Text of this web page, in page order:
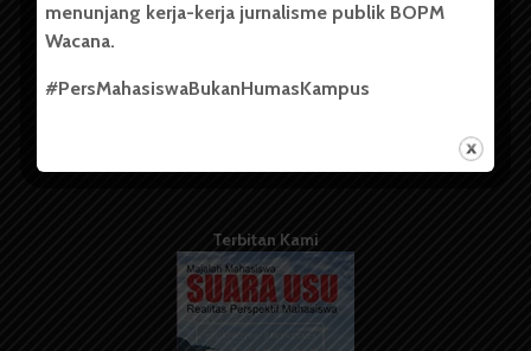
Pedoman Media Siber
Kode Etik Jurnalistik
Terbitan Kami
menunjang kerja-kerja jurnalisme publik BOPM
Wacana.
#PersMahasiswaBukanHumasKampus